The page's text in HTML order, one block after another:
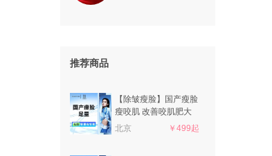
推荐商品
【除皱瘦脸】国产瘦脸
瘦咬肌 改善咬肌肥大
北京
￥499起